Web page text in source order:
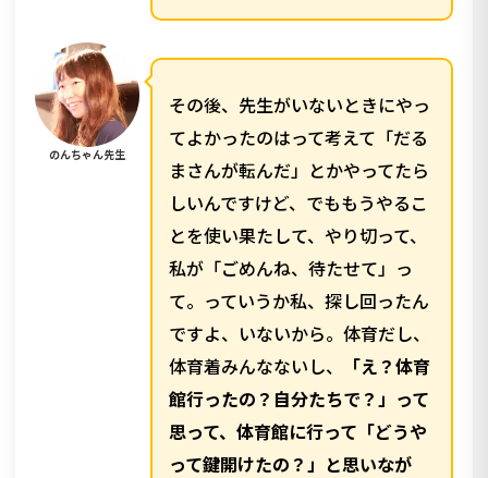
のんちゃん先生
その後、先生がいないときにやっ
てよかったのはって考えて「だる
まさんが転んだ」とかやってたら
しいんですけど、でももうやるこ
とを使い果たして、やり切って、
私が「ごめんね、待たせて」っ
て。っていうか私、探し回ったん
ですよ、いないから。体育だし、
体育着みんなないし、
「え？体育
館行ったの？自分たちで？」って
思って、体育館に行って「どうや
って鍵開けたの？」と思いなが